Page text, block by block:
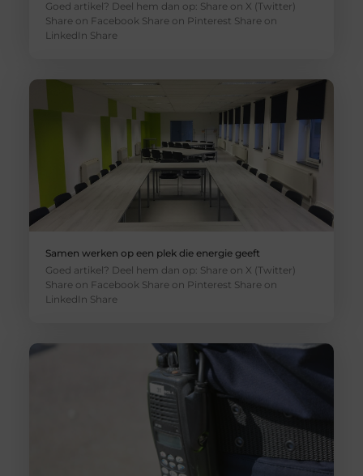
Goed artikel? Deel hem dan op: Share on X (Twitter)
Share on Facebook Share on Pinterest Share on
LinkedIn Share
Samen werken op een plek die energie geeft
Goed artikel? Deel hem dan op: Share on X (Twitter)
Share on Facebook Share on Pinterest Share on
LinkedIn Share